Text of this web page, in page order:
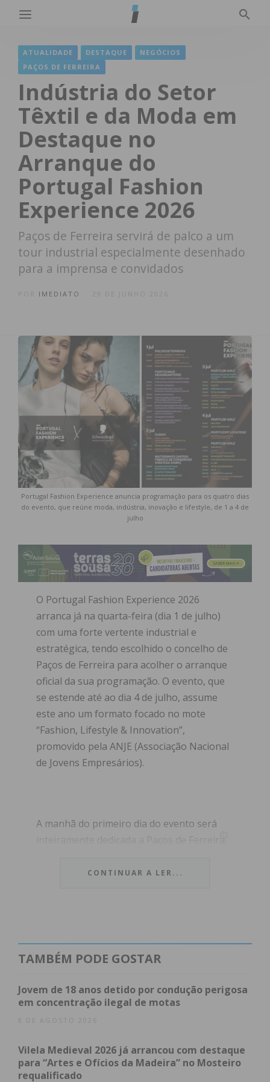
ATUALIDADE DESTAQUE
NEGÓCIOS
PAÇOS DE FERREIRA
Indústria do Setor
Têxtil e da Moda em
Destaque no
Arranque do
Portugal Fashion
Experience 2026
Paços de Ferreira servirá de palco a um
tour industrial especialmente desenhado
para a imprensa e convidados
IMEDIATO
Portugal Fashion Experience anuncia programação para os quatro dias
do evento, que reúne moda, indústria, inovação e lifestyle, de 1 a 4 de
julho
O Portugal Fashion Experience 2026
arranca já na quarta-feira (dia 1 de julho)
com uma forte vertente industrial e
estratégica, tendo escolhido o concelho de
Paços de Ferreira para acolher o arranque
oficial da sua programação. O evento, que
se estende até ao dia 4 de julho, assume
este ano um formato focado no mote
“Fashion, Lifestyle & Innovation”,
promovido pela ANJE (Associação Nacional
de Jovens Empresários).
A manhã do primeiro dia do evento será
especialmente desenhado para
guiada aunidades fabris de referência
um contacto direto com o tecido produtivo
local. Segundo a organização do evento, o
objetivo desta ação passa por reforçar as
produção em larga escala, o território e o
conhecimento técnico (osavoir-faire).
CONTINUAR A LER...
TAMBÉM PODE GOSTAR
Jovem de 18 anos detido por condução perigosa
em concentração ilegal de motas
8 DE AGOSTO 2026
Vilela Medieval 2026 já arrancou com destaque
para “Artes e Ofícios da Madeira” no Mosteiro
requalificado